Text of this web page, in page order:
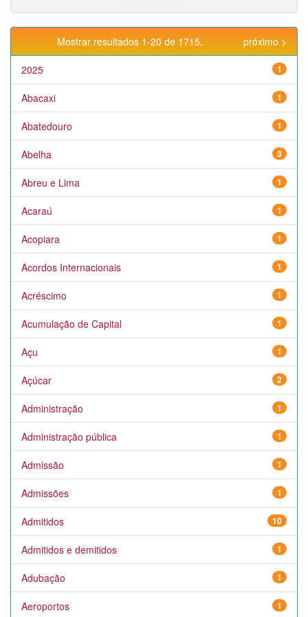
Mostrar resultados 1-20 de 1715. próximo >
2025 1
Abacaxi 1
Abatedouro 1
Abelha 3
Abreu e Lima 1
Acaraú 1
Acopiara 1
Acordos Internacionais 1
Acréscimo 1
Acumulação de Capital 1
Açu 1
Açúcar 2
Administração 1
Administração pública 1
Admissão 1
Admissões 1
Admitidos 10
Admitidos e demitidos 1
Adubação 1
Aeroportos 1